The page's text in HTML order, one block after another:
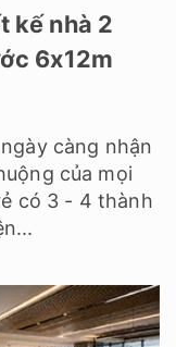
kế nhà 2
6x12m
càng nhận
của mọi
có 3 - 4 thành